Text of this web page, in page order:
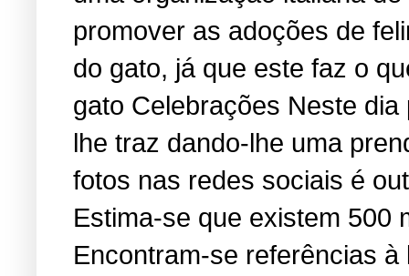
promover as adoções de
do gato, já que este faz o
gato Celebrações Neste
lhe traz dando-lhe uma
fotos nas redes sociais é
Estima-se que existem 500
Encontram-se referências